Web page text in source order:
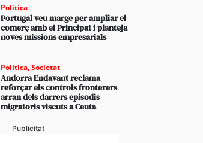
Política
Portugal veu marge per ampliar el
comerç amb el Principat i planteja
noves missions empresarials
Política,Societat
Andorra Endavant reclama
reforçar els controls fronterers
arran dels darrers episodis
migratoris viscuts a Ceuta
Publicitat